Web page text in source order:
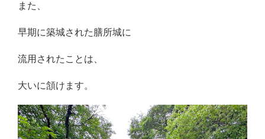
また、
早期に築城された膳所城に
流用されたことは、
大いに頷けます。